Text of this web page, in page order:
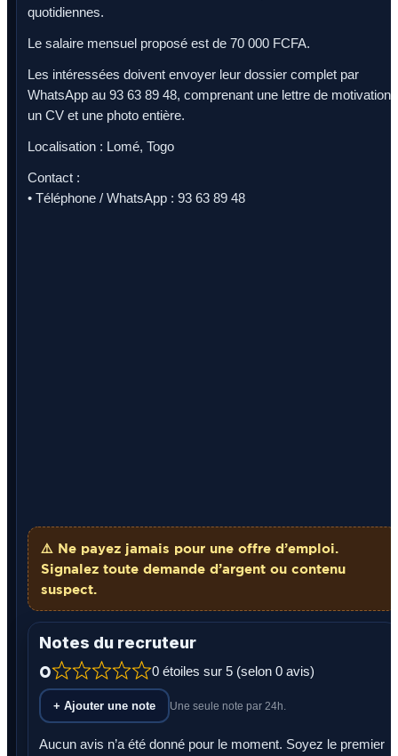
quotidiennes.
Le salaire mensuel proposé est de 70 000 FCFA.
Les intéressées doivent envoyer leur dossier complet par
WhatsApp au 93 63 89 48, comprenant une lettre de motivation,
un CV et une photo entière.
Localisation : Lomé, Togo
Contact :
• Téléphone / WhatsApp : 93 63 89 48
⚠️ Ne payez jamais pour une offre d’emploi.
Signalez toute demande d’argent ou contenu
suspect.
Notes du recruteur
0 0 étoiles sur 5 (selon 0 avis)
+ Ajouter une note Une seule note par 24h.
Aucun avis n’a été donné pour le moment. Soyez le premier